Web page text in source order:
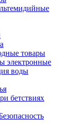
товары
электронные
воды
бетствиях